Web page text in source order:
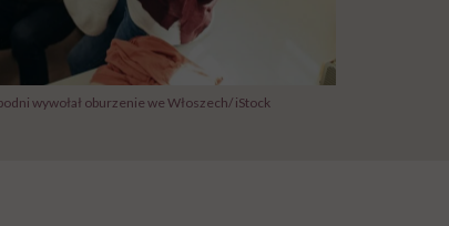
wywołał oburzenie we Włoszech/ iStock